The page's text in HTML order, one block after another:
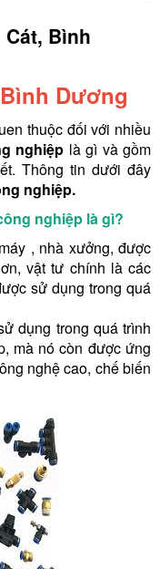
Bình
Dương
thuộc đối với nhiều
nghiệp là gì và gồm
Thông tin dưới đây
nghiệp.
nghiệp là gì?
, nhà xưởng, được
vật tư chính là các
sử dụng trong quá
dụng trong quá trình
mà nó còn được ứng
nghệ cao, chế biến